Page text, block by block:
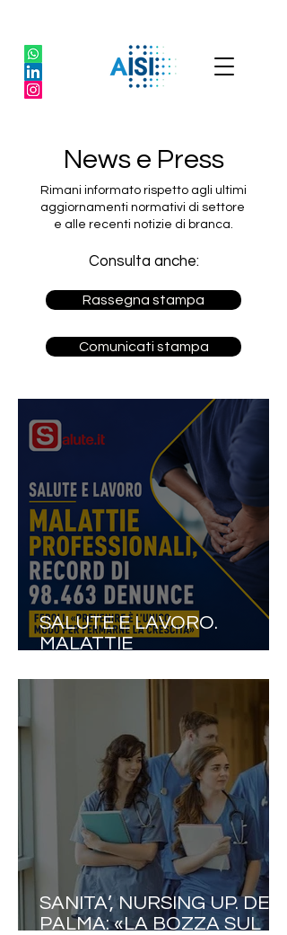
News e Press
Rimani informato rispetto agli ultimi
aggiornamenti normativi di settore
e alle recenti notizie di branca.
Consulta anche:
Rassegna stampa
Comunicati stampa
SALUTE E LAVORO.
MALATTIE
DI 98.463 DENUNCE: IN UN
SANITA’, NURSING UP. DE
PALMA: «LA BOZZA SUL